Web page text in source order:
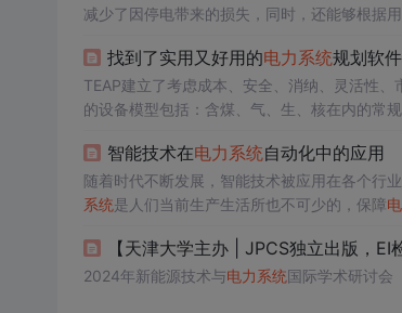
减少了因停电带来的损失，同时，还能够根据
国高电气的备自投装置经受住了各种复杂环境
得了广大用户的信赖。
找到了实用又好用的电力系统规划软件
TEAP建立了考虑成本、安全、消纳、灵活性
的设备模型包括：含煤、气、生、核在内的常
外水电提供了三段式水电、考虑含梯级水库约
智能技术在电力系统自动化中的应用
随着时代不断发展，智能技术被应用在各个行
系统是人们当前生产生活所也不可少的，保障
理更加智能化发展，为我国的生产生活带来了
【天津大学主办 | JPCS独立出版，
2024年新能源技术与电力系统国际学术研讨会